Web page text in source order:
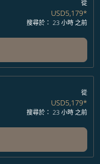
從
USD5,179*
搜尋於： 23 小時 之前
從
USD5,179*
搜尋於： 23 小時 之前